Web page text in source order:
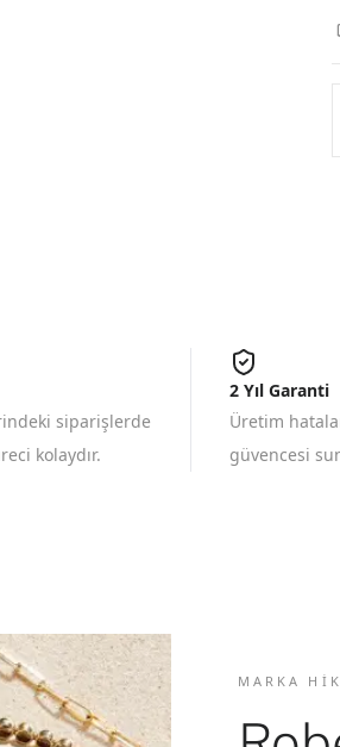
siparişlerde
kolaydır.
2 Yıl Garanti
Üretim
güvencesi
MARKA